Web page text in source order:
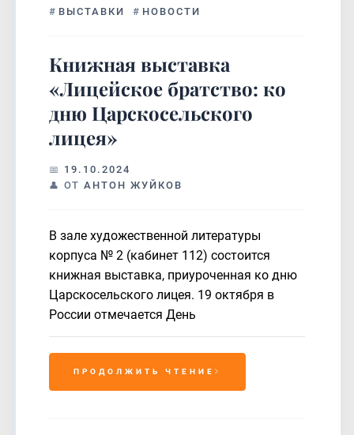
# ВЫСТАВКИ # НОВОСТИ
Книжная выставка
«Лицейское братство: ко
дню Царскосельского
лицея»
19.10.2024
ОТ АНТОН ЖУЙКОВ
В зале художественной литературы
корпуса № 2 (кабинет 112) состоится
книжная выставка, приуроченная ко дню
Царскосельского лицея. 19 октября в
России отмечается День
ПРОДОЛЖИТЬ ЧТЕНИЕ